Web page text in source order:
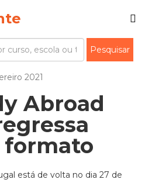
2021
Abroad
formato
está de volta no dia 27 de